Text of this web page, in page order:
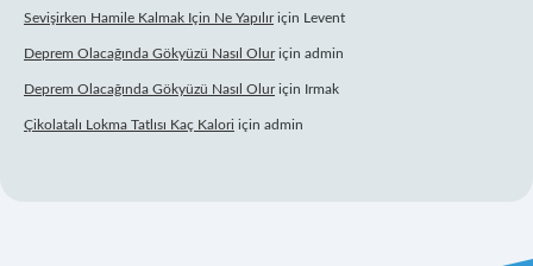
Sevişirken Hamile Kalmak Için Ne Yapılıriçin Levent
Deprem Olacağında Gökyüzü Nasıl Oluriçin admin
Deprem Olacağında Gökyüzü Nasıl Oluriçin Irmak
Çikolatalı Lokma Tatlısı Kaç Kalori için admin